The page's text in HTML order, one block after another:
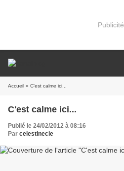
Publicité
Accueil » C'est calme ici...
C'est calme ici...
Publié le 24/02/2012 à 08:16
Par celestinecie